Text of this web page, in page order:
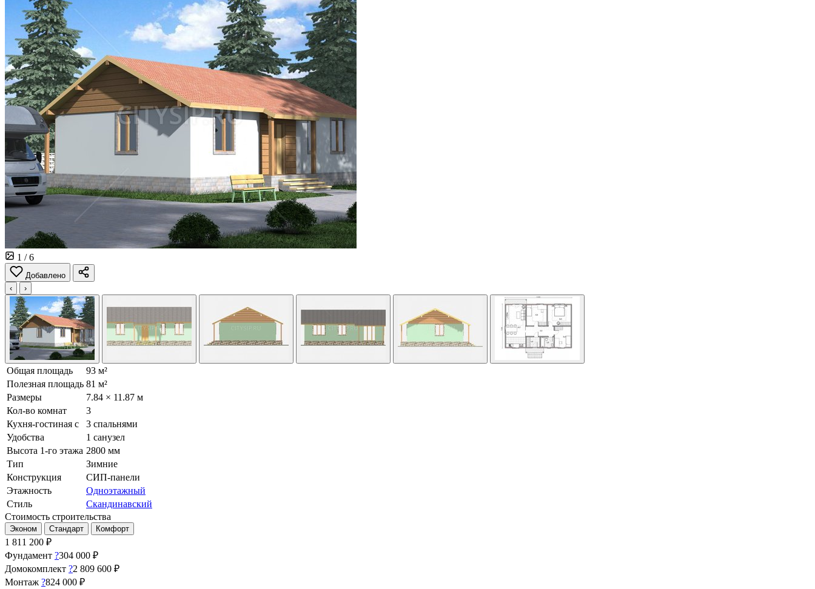
1 / 6
Добавлено
‹
›
Общая площадь
93 м²
Полезная площадь 81 м²
Размеры
7.84 × 11.87 м
Кол-во комнат
3
Кухня-гостиная с
3 спальнями
Удобства
1 санузел
Высота 1-го этажа 2800 мм
Тип
Зимние
Конструкция
СИП-панели
Этажность
Одноэтажный
Стиль
Скандинавский
Стоимость строительства
Эконом Стандарт Комфорт
1 811 200 ₽
Фундамент ?304 000 ₽
Домокомплект ?2 809 600 ₽
Монтаж ?824 000 ₽